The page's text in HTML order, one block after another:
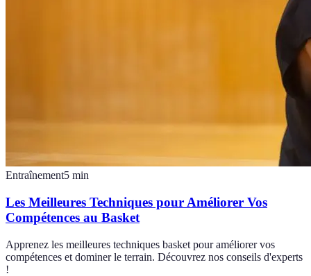
Entraînement5 min
Les Meilleures Techniques pour Améliorer Vos
Compétences au Basket
Apprenez les meilleures techniques basket pour améliorer vos
compétences et dominer le terrain. Découvrez nos conseils d'experts
!